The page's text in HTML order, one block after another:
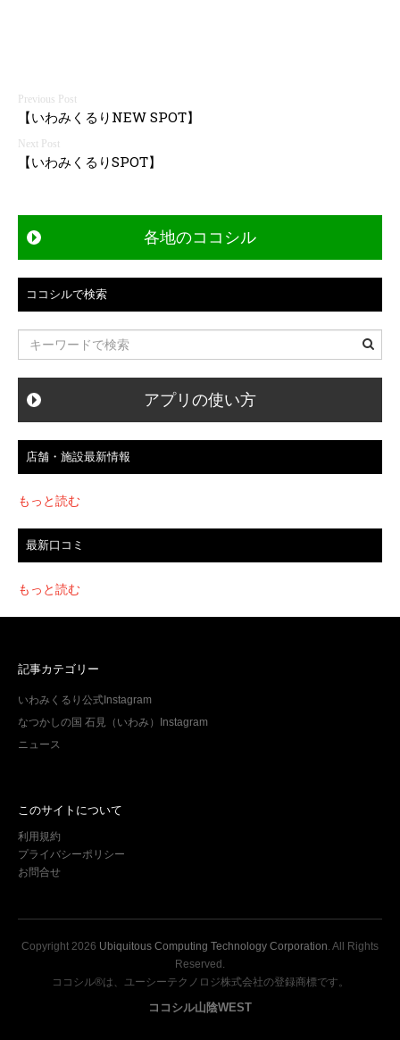
投
稿
ナ
ビ
ゲ
ー
シ
ョ
ン
【いわみくるりNEW SPOT】
【いわみくるりSPOT】
各地のココシル
ココシルで検索
アプリの使い方
店舗・施設最新情報
もっと読む
最新口コミ
もっと読む
記事カテゴリー
いわみくるり公式Instagram
なつかしの国 石見（いわみ）Instagram
ニュース
このサイトについて
利用規約
プライバシーポリシー
お問合せ
Copyright 2026 Ubiquitous Computing Technology Corporation. All Rights
Reserved.
ココシル®は、ユーシーテクノロジ株式会社の登録商標です。
ココシル山陰WEST